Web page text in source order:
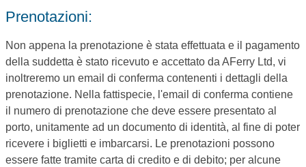
Prenotazioni:
Non appena la prenotazione è stata effettuata e il pagamento
della suddetta è stato ricevuto e accettato da AFerry Ltd, vi
inoltreremo un email di conferma contenenti i dettagli della
prenotazione. Nella fattispecie, l'email di conferma contiene
il numero di prenotazione che deve essere presentato al
porto, unitamente ad un documento di identità, al fine di poter
ricevere i biglietti e imbarcarsi. Le prenotazioni possono
essere fatte tramite carta di credito e di debito; per alcune